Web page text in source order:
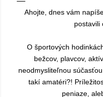
Ahojte, dnes vám
postavili
O športových
bežcov, plavcov,
neodmysliteľnou
takí amatéri?!
peniaze,